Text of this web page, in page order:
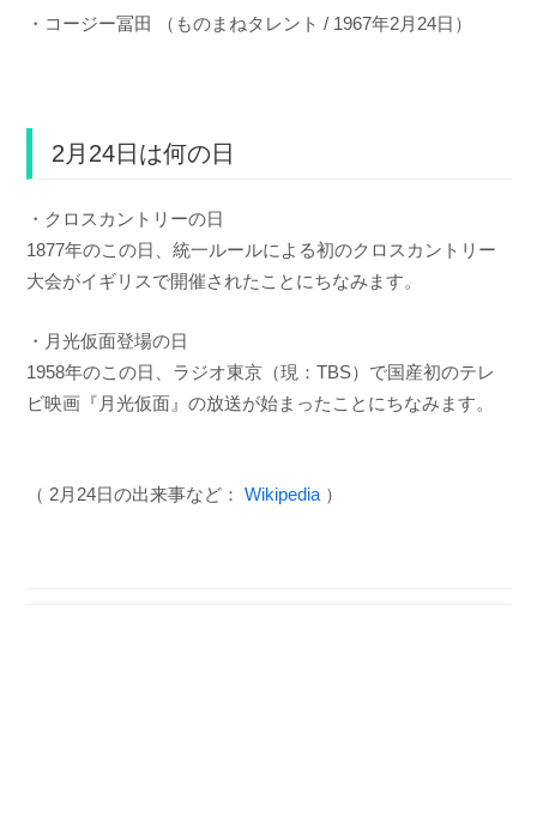
・コージー冨田 （ものまねタレント / 1967年2月24日）
2月24日は何の日
・クロスカントリーの日
1877年のこの日、統一ルールによる初のクロスカントリー
大会がイギリスで開催されたことにちなみます。
・月光仮面登場の日
1958年のこの日、ラジオ東京（現：TBS）で国産初のテレ
ビ映画『月光仮面』の放送が始まったことにちなみます。
（ 2月24日の出来事など： Wikipedia ）